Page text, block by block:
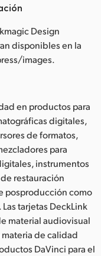
Design
disponibles en la
images.
en productos para
digitales,
de formatos,
para
instrumentos
restauración
posproducción como
tarjetas DeckLink
material audiovisual
de calidad
DaVinci para el